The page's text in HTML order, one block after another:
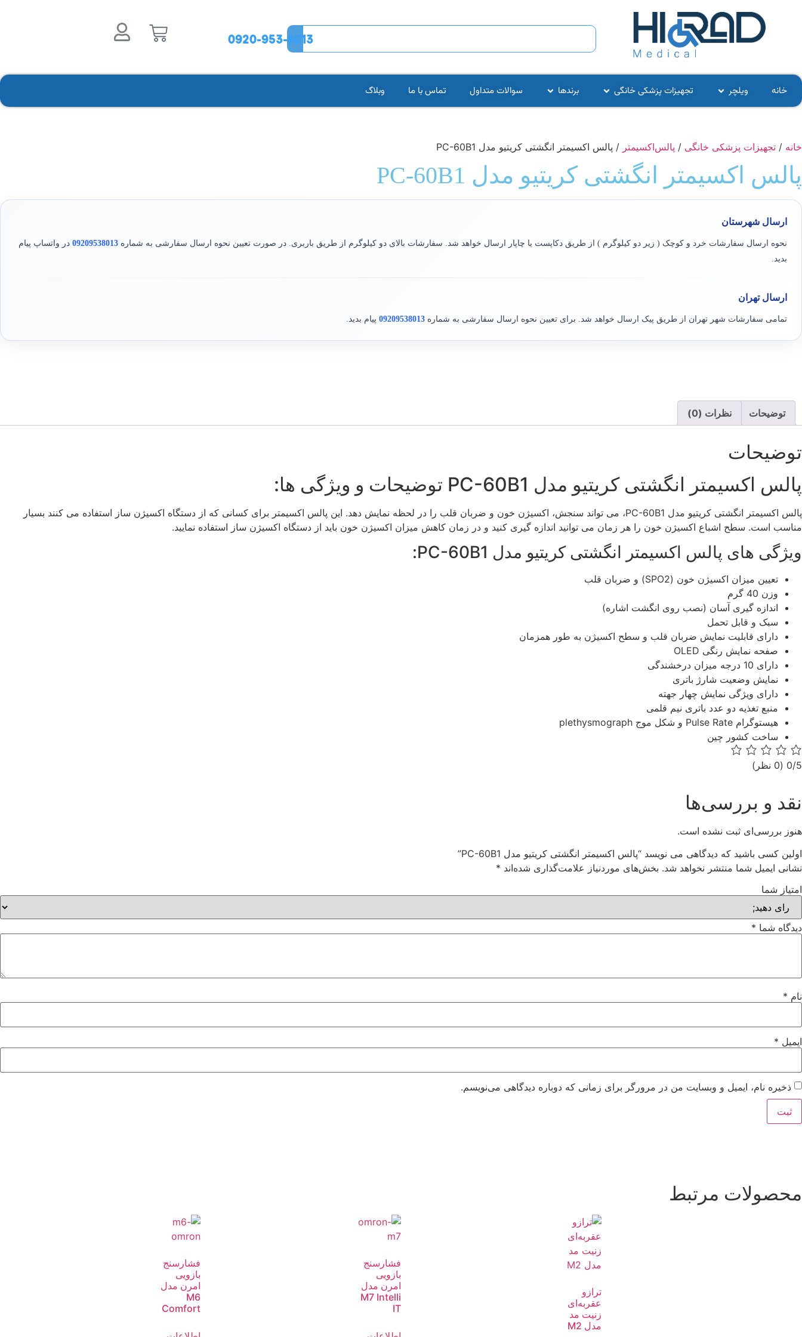
0920-953-8013
خانه ویلچر تجهیزات پزشکی خانگی برندها سوالات متداول تماس با ما وبلاگ
خانه / تجهیزات پزشکی خانگی / پالس‌اکسیمتر / پالس اکسیمتر انگشتی کریتیو مدل PC-60B1
پالس اکسیمتر انگشتی کریتیو مدل PC-60B1
ارسال شهرستان
نحوه ارسال سفارشات خرد و کوچک ( زیر دو کیلوگرم ) از طریق دکاپست یا چاپار ارسال خواهد شد. سفارشات بالای دو کیلوگرم از طریق باربری. در صورت تعیین نحوه ارسال سفارشی به شماره 09209538013 در واتساپ پیام
بدید.
ارسال تهران
تمامی سفارشات شهر تهران از طریق پیک ارسال خواهد شد. برای تعیین نحوه ارسال سفارشی به شماره 09209538013 پیام بدید.
توضیحات نظرات (0)
توضیحات
پالس اکسیمتر انگشتی کریتیو مدل PC-60B1 توضیحات و ویژگی ها:
پالس اکسیمتر انگشتی کریتیو مدل PC-60B1، می تواند سنجش، اکسیژن خون و ضربان قلب را در لحظه نمایش دهد. این پالس اکسیمتر برای کسانی که از دستگاه اکسیژن ساز استفاده می کنند بسیار
مناسب است. سطح اشباع اکسیژن خون را هر زمان می توانید اندازه گیری کنید و در زمان کاهش میزان اکسیژن خون باید از دستگاه اکسیژن ساز استفاده نمایید.
ویژگی های پالس اکسیمتر انگشتی کریتیو مدل PC-60B1:
تعیین میزان اکسیژن خون (SPO2) و ضربان قلب
وزن 40 گرم
اندازه گیری آسان (نصب روی انگشت اشاره)
سبک و قابل تحمل
دارای قابلیت نمایش ضربان قلب و سطح اکسیژن به طور همزمان
صفحه نمایش رنگی OLED
دارای 10 درجه میزان درخشندگی
نمایش وضعیت شارژ باتری
دارای ویژگی نمایش چهار جهته
منبع تغذیه دو عدد باتری نیم قلمی
هیستوگرام Pulse Rate و شکل موج plethysmograph
ساخت کشور چین
0/5 (0 نظر)
نقد و بررسی‌ها
هنوز بررسی‌ای ثبت نشده است.
اولین کسی باشید که دیدگاهی می نویسد “پالس اکسیمتر انگشتی کریتیو مدل PC-60B1”
نشانی ایمیل شما منتشر نخواهد شد. بخش‌های موردنیاز علامت‌گذاری شده‌اند *
امتیاز شما
دیدگاه شما *
نام *
ایمیل *
ذخیره نام، ایمیل و وبسایت من در مرورگر برای زمانی که دوباره دیدگاهی می‌نویسم.
محصولات مرتبط
ترازو
عقربه‌ای
زنیت مد
مدل M2
فشارسنج
بازویی
امرن مدل
M7 Intelli
IT
فشارسنج
بازویی
امرن مدل
M6
Comfort